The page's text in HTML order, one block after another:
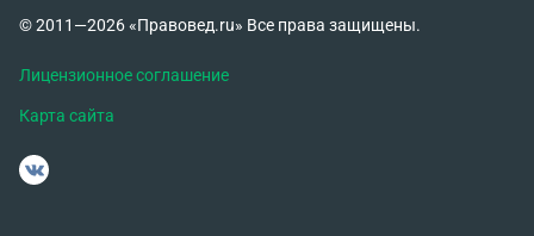
© 2011—2026 «Правовед.ru» Все права защищены.
Лицензионное соглашение
Карта сайта